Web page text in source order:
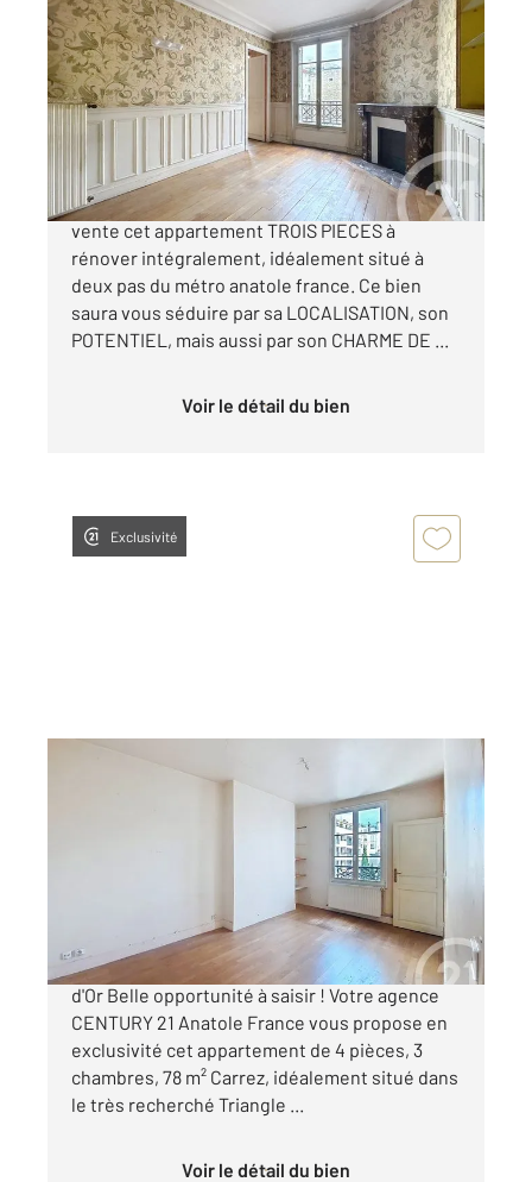
LEVALLOIS PERRET 92
41,25 m2, 3 pièces
Ref : 2923
Appartement F3 à vendre
350 000 €
Century21 Anatole France vous propose à la
vente cet appartement TROIS PIECES à
rénover intégralement, idéalement situé à
deux pas du métro anatole france. Ce bien
saura vous séduire par sa LOCALISATION, son
POTENTIEL, mais aussi par son CHARME DE ...
Voir le détail du bien
Exclusivité
Appartement F4 à vendre
659 000 €
Fort potentiel 4 pièces, 3 chambres Triangle
d'Or Belle opportunité à saisir ! Votre agence
CENTURY 21 Anatole France vous propose en
exclusivité cet appartement de 4 pièces, 3
chambres, 78 m² Carrez, idéalement situé dans
le très recherché Triangle ...
Voir le détail du bien